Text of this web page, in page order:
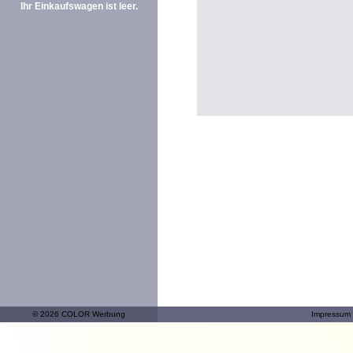
Ihr Einkaufswagen ist leer.
© 2026 COLOR Werbung Impressum